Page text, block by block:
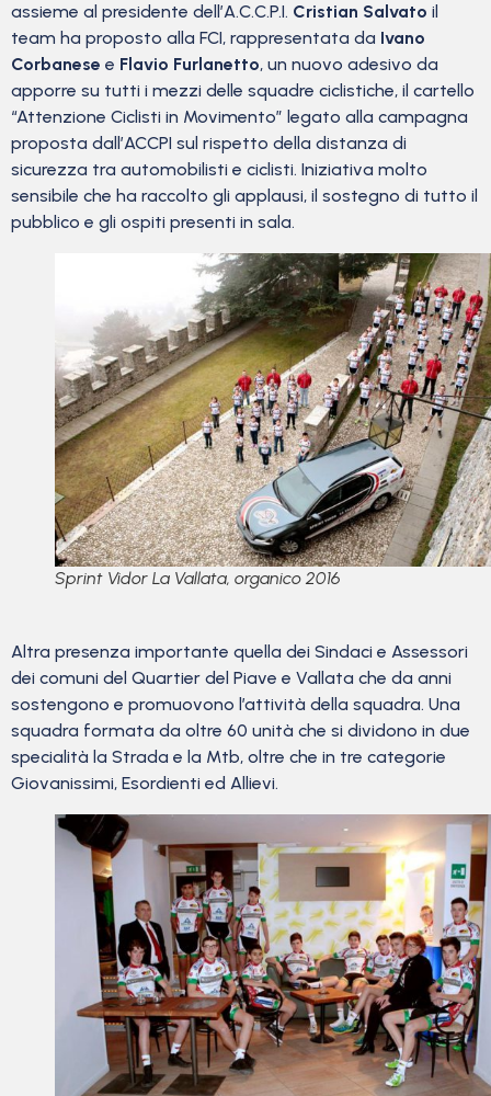
assieme al presidente dell’A.C.C.P.I. Cristian Salvato il
team ha proposto alla FCI, rappresentata da Ivano
Corbanese e Flavio Furlanetto, un nuovo adesivo da
apporre su tutti i mezzi delle squadre ciclistiche, il cartello
“Attenzione Ciclisti in Movimento” legato alla campagna
proposta dall’ACCPI sul rispetto della distanza di
sicurezza tra automobilisti e ciclisti. Iniziativa molto
sensibile che ha raccolto gli applausi, il sostegno di tutto il
pubblico e gli ospiti presenti in sala.
Sprint Vidor La Vallata, organico 2016
Altra presenza importante quella dei Sindaci e Assessori
dei comuni del Quartier del Piave e Vallata che da anni
sostengono e promuovono l’attività della squadra. Una
squadra formata da oltre 60 unità che si dividono in due
specialità la Strada e la Mtb, oltre che in tre categorie
Giovanissimi, Esordienti ed Allievi.